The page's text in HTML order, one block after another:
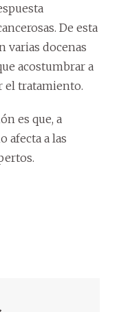
De esta
varias docenas
acostumbrar a
el tratamiento.
es que, a
afecta a las